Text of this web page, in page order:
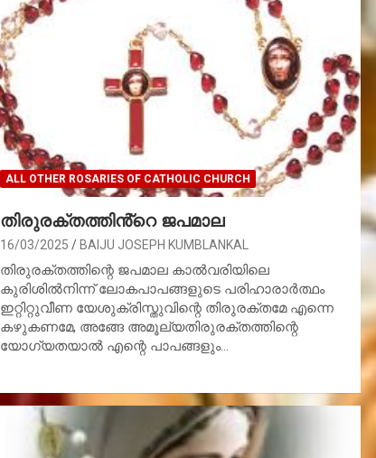
ALL OTHER ROSARIES OF CATHOLIC CHURCH
തിരുരക്തത്തിൻ്റെ ജപമാല
16/03/2025 BAIJU JOSEPH KUMBLANKAL
തിരുരക്തത്തിന്റെ ജപമാല കാല്‍വരിയിലെ
കുരിശില്‍നിന്ന് ലോകപാപങ്ങളുടെ പരിഹാരാര്‍ത്ഥം
ഇറ്റിറ്റുവീണ യേശുക്രിസ്തുവിന്റെ തിരുരക്തമേ എന്നെ
കഴുകണമേ, അങ്ങേ അമൂല്യതിരുരക്തത്തിന്റെ
യോഗ്യതയാല്‍ എന്റെ പാപങ്ങളും…